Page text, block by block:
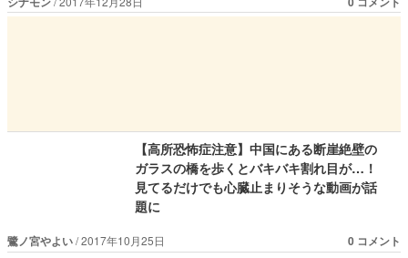
【高所恐怖症注意】中国にある断崖絶壁の
ガラスの橋を歩くとバキバキ割れ目が…！
見てるだけでも心臓止まりそうな動画が話
題に
鷺ノ宮やよい 2017年10月25日 0 コメント